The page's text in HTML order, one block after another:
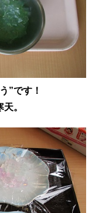
”です！
。